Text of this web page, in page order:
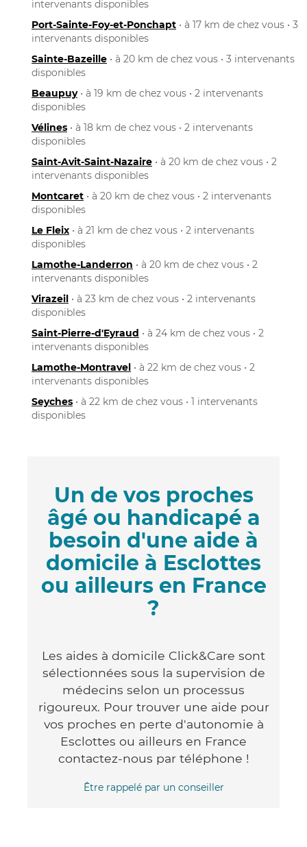
intervenants disponibles
Port-Sainte-Foy-et-Ponchapt • à 17 km de chez vous • 3
intervenants disponibles
Sainte-Bazeille • à 20 km de chez vous • 3 intervenants
disponibles
Beaupuy• à 19 km de chez vous • 2 intervenants
disponibles
Vélines • à 18 km de chez vous • 2 intervenants
disponibles
Saint-Avit-Saint-Nazaire • à 20 km de chez vous • 2
intervenants disponibles
Montcaret • à 20 km de chez vous • 2 intervenants
disponibles
Le Fleix • à 21 km de chez vous • 2 intervenants
disponibles
Lamothe-Landerron • à 20 km de chez vous • 2
intervenants disponibles
Virazeil • à 23 km de chez vous • 2 intervenants
disponibles
Saint-Pierre-d'Eyraud • à 24 km de chez vous • 2
intervenants disponibles
Lamothe-Montravel • à 22 km de chez vous • 2
intervenants disponibles
Seyches • à 22 km de chez vous • 1 intervenants
disponibles
Un de vos proches
âgé ou handicapé a
besoin d'une aide à
domicile à Esclottes
ou ailleurs en France
?
Les aides à domicile Click&Care sont
sélectionnées sous la supervision de
médecins selon un processus
rigoureux. Pour trouver une aide pour
vos proches en perte d'autonomie à
Esclottes ou ailleurs en France
contactez-nous par téléphone !
Être rappelé par un conseiller